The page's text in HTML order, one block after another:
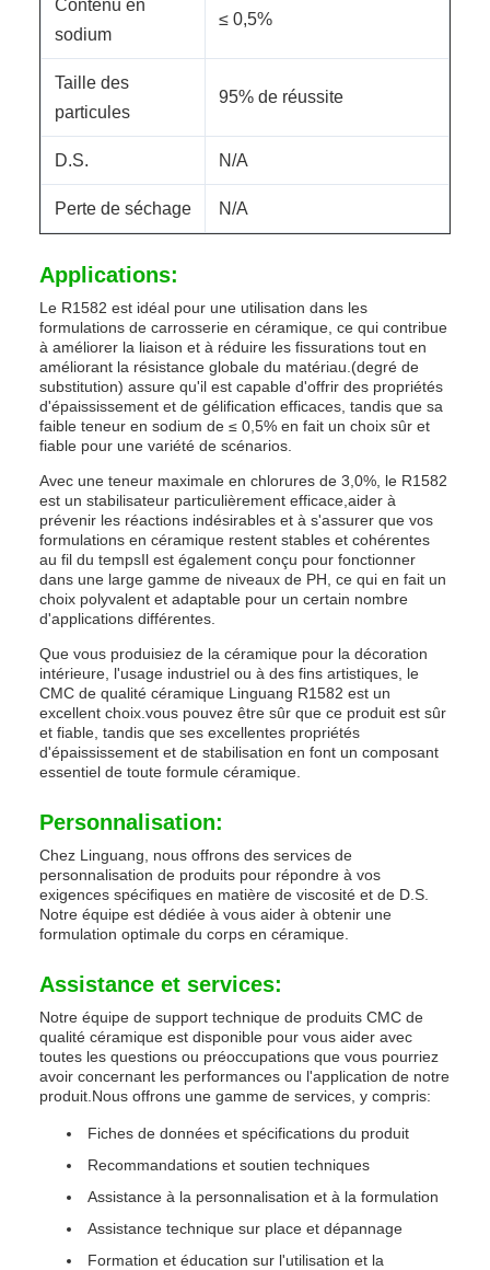
Contenu en
sodium
≤ 0,5%
Taille des
particules
95% de réussite
D.S. N/A
Perte de séchage N/A
Applications:
Le R1582 est idéal pour une utilisation dans les
formulations de carrosserie en céramique, ce qui contribue
à améliorer la liaison et à réduire les fissurations tout en
améliorant la résistance globale du matériau.(degré de
substitution) assure qu'il est capable d'offrir des propriétés
d'épaississement et de gélification efficaces, tandis que sa
faible teneur en sodium de ≤ 0,5% en fait un choix sûr et
fiable pour une variété de scénarios.
Avec une teneur maximale en chlorures de 3,0%, le R1582
est un stabilisateur particulièrement efficace,aider à
prévenir les réactions indésirables et à s'assurer que vos
formulations en céramique restent stables et cohérentes
au fil du tempsIl est également conçu pour fonctionner
dans une large gamme de niveaux de PH, ce qui en fait un
choix polyvalent et adaptable pour un certain nombre
d'applications différentes.
Que vous produisiez de la céramique pour la décoration
intérieure, l'usage industriel ou à des fins artistiques, le
CMC de qualité céramique Linguang R1582 est un
excellent choix.vous pouvez être sûr que ce produit est sûr
et fiable, tandis que ses excellentes propriétés
d'épaississement et de stabilisation en font un composant
essentiel de toute formule céramique.
Personnalisation:
Chez Linguang, nous offrons des services de
personnalisation de produits pour répondre à vos
exigences spécifiques en matière de viscosité et de D.S.
Notre équipe est dédiée à vous aider à obtenir une
formulation optimale du corps en céramique.
Assistance et services:
Notre équipe de support technique de produits CMC de
qualité céramique est disponible pour vous aider avec
toutes les questions ou préoccupations que vous pourriez
avoir concernant les performances ou l'application de notre
produit.Nous offrons une gamme de services, y compris:
Fiches de données et spécifications du produit
Recommandations et soutien techniques
Assistance à la personnalisation et à la formulation
Assistance technique sur place et dépannage
Formation et éducation sur l'utilisation et la